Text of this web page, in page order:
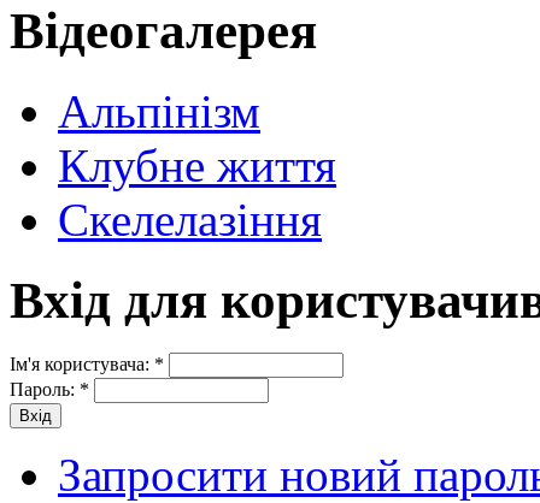
Відеогалерея
Альпінізм
Клубне життя
Скелелазіння
Вхід для
Ім'я користувача: *
Пароль: *
Запросити новий